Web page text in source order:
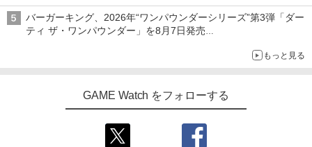
バーガーキング、2026年“ワンパウンダーシリーズ”第3弾「ダー
ティ ザ・ワンパウンダー」を8月7日発売
もっと見る
GAME Watch をフォローする